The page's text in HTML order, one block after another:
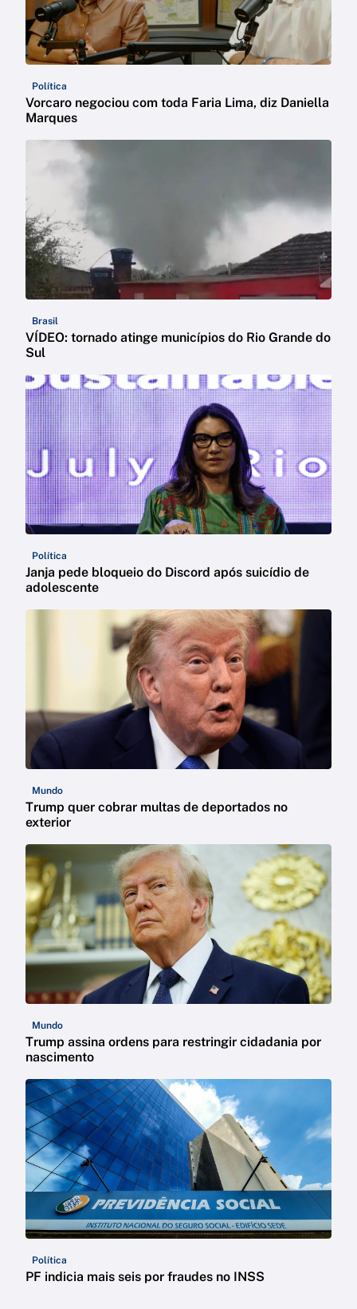
Política
Vorcaro negociou com toda Faria Lima, diz Daniella
Marques
Brasil
VÍDEO: tornado atinge municípios do Rio Grande do
Sul
Política
Janja pede bloqueio do Discord após suicídio de
adolescente
Mundo
Trump quer cobrar multas de deportados no
exterior
Mundo
Trump assina ordens para restringir cidadania por
nascimento
Política
PF indicia mais seis por fraudes no INSS